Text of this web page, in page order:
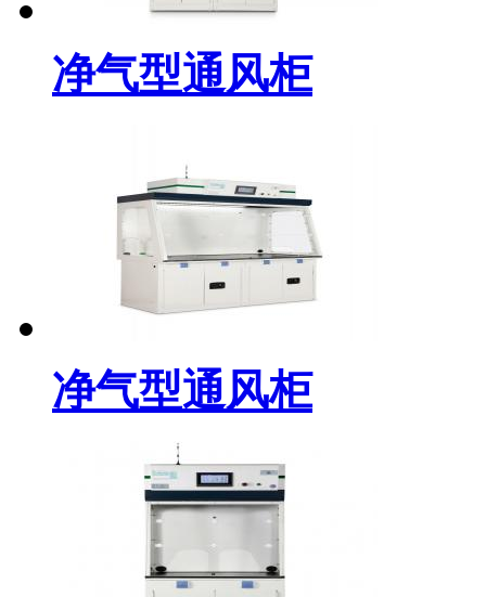
净气型通风柜
净气型通风柜